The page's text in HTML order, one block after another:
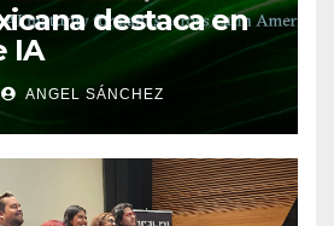
destaca en
IA
ANGEL SÁNCHEZ